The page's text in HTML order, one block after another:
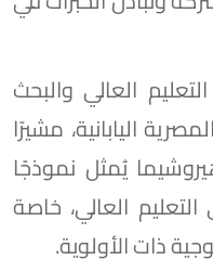
العالي والبحث
اليابانية، مشيرًا
يُمثل نموذجًا
العالي، خاصة
ذات الأولوية.